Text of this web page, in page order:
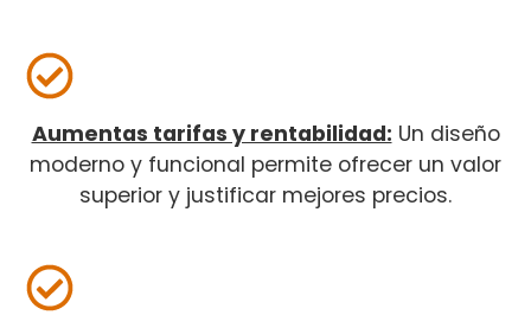
Aumentas tarifas y rentabilidad: Un diseño
moderno y funcional permite ofrecer un valor
superior y justificar mejores precios.